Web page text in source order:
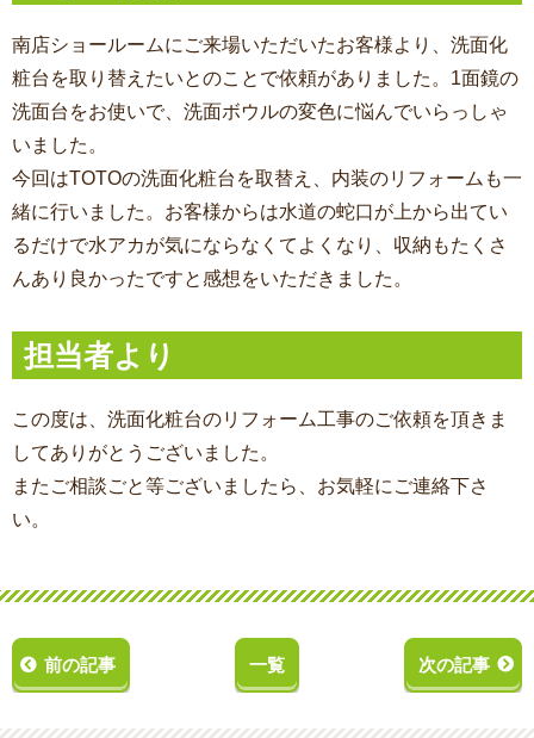
南店ショールームにご来場いただいたお客様より、洗面化
粧台を取り替えたいとのことで依頼がありました。1面鏡の
洗面台をお使いで、洗面ボウルの変色に悩んでいらっしゃ
いました。
今回はTOTOの洗面化粧台を取替え、内装のリフォームも一
緒に行いました。お客様からは水道の蛇口が上から出てい
るだけで水アカが気にならなくてよくなり、収納もたくさ
んあり良かったですと感想をいただきました。
担当者より
この度は、洗面化粧台のリフォーム工事のご依頼を頂きま
してありがとうございました。
またご相談ごと等ございましたら、お気軽にご連絡下さ
い。
前の記事 一覧 次の記事